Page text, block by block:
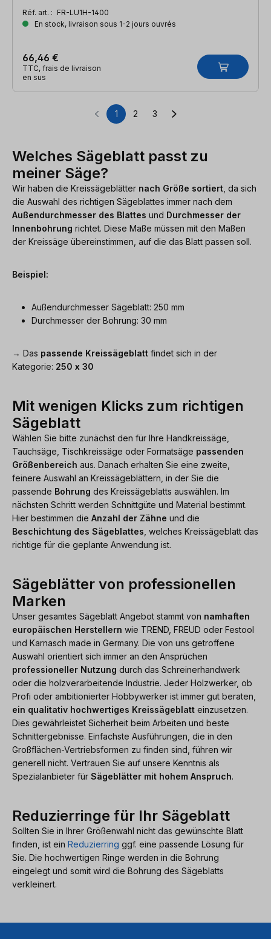
Réf. art. : FR-LU1H-1400
En stock, livraison sous 1-2 jours ouvrés
66,46 €
TTC, frais de livraison
en sus
Page
1 Page
2 Page
3
Welches Sägeblatt passt zu
meiner Säge?
Wir haben die Kreissägeblätter nach Größe sortiert , da sich
die Auswahl des richtigen Sägeblattes immer nach dem
Außendurchmesser des Blattes und Durchmesser der
Innenbohrung richtet. Diese Maße müssen mit den Maßen
der Kreissäge übereinstimmen, auf die das Blatt passen soll.
Beispiel:
Außendurchmesser Sägeblatt: 250 mm
Durchmesser der Bohrung: 30 mm
→ Das passende Kreissägeblatt findet sich in der
Kategorie: 250 x 30
Mit wenigen Klicks zum richtigen
Sägeblatt
Wählen Sie bitte zunächst den für Ihre Handkreissäge,
Tauchsäge, Tischkreissäge oder Formatsäge passenden
Größenbereich aus. Danach erhalten Sie eine zweite,
feinere Auswahl an Kreissägeblättern, in der Sie die
passende Bohrung des Kreissägeblatts auswählen. Im
nächsten Schritt werden Schnittgüte und Material bestimmt.
Hier bestimmen die Anzahl der Zähne und die
Beschichtung des Sägeblattes , welches Kreissägeblatt das
richtige für die geplante Anwendung ist.
Sägeblätter von professionellen
Marken
Unser gesamtes Sägeblatt Angebot stammt von namhaften
europäischen Herstellern wie TREND, FREUD oder Festool
und Karnasch made in Germany. Die von uns getroffene
Auswahl orientiert sich immer an den Ansprüchen
professioneller Nutzung durch das Schreinerhandwerk
oder die holzverarbeitende Industrie. Jeder Holzwerker, ob
Profi oder ambitionierter Hobbywerker ist immer gut beraten,
ein qualitativ hochwertiges Kreissägeblatt einzusetzen.
Dies gewährleistet Sicherheit beim Arbeiten und beste
Schnittergebnisse. Einfachste Ausführungen, die in den
Großflächen-Vertriebsformen zu finden sind, führen wir
generell nicht. Vertrauen Sie auf unsere Kenntnis als
Spezialanbieter für Sägeblätter mit hohem Anspruch.
Reduzierringe für Ihr Sägeblatt
Sollten Sie in Ihrer Größenwahl nicht das gewünschte Blatt
finden, ist ein Reduzierring ggf. eine passende Lösung für
Sie. Die hochwertigen Ringe werden in die Bohrung
eingelegt und somit wird die Bohrung des Sägeblatts
verkleinert.